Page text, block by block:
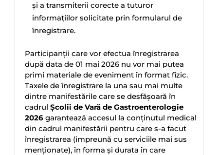
şi a transmiterii corecte a tuturor
informațiilor solicitate prin formularul de
ȋnregistrare.
Participanții care vor efectua înregistrarea
după data de 01 mai 2026 nu vor mai putea
primi materiale de eveniment în format fizic.
Taxele de înregistrare la una sau mai multe
dintre manifestările care se desfăşoară în
cadrul Școlii de Vară de Gastroenterologie
2026 garantează accesul la conținutul medical
din cadrul manifestării pentru care s-a facut
înregistrarea (impreună cu serviciile mai sus
menționate), în forma şi durata în care